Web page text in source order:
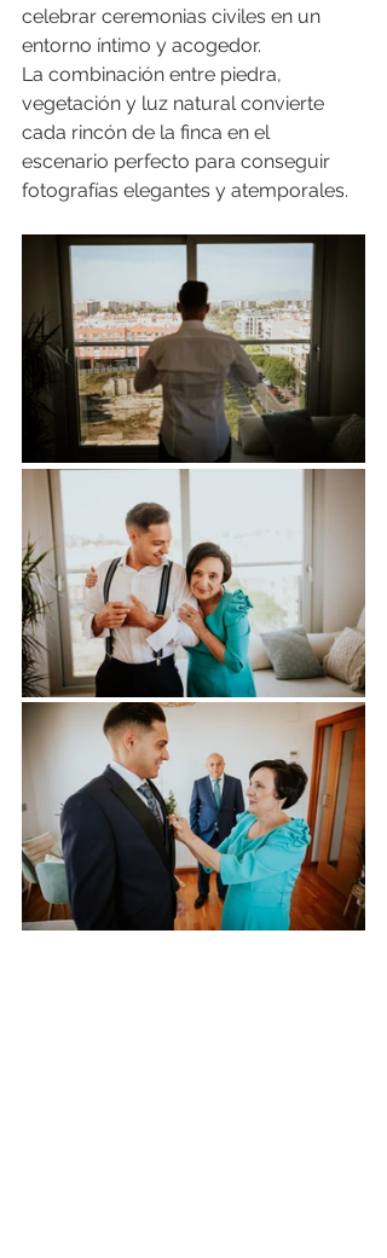
celebrar ceremonias civiles en un
entorno íntimo y acogedor.
La combinación entre piedra,
vegetación y luz natural convierte
cada rincón de la finca en el
escenario perfecto para conseguir
fotografías elegantes y atemporales.